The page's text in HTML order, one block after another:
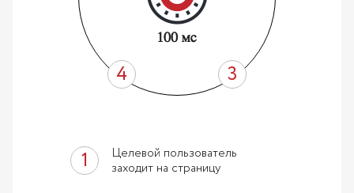
Целевой пользователь
заходит на страницу